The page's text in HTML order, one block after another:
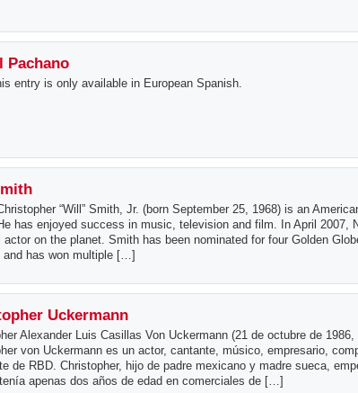
Pachano
entry is only available in European Spanish.
“Will” Smith, Jr. (born September 25, 1968) is an
has enjoyed success in music, television and film. In April 2007,
actor on the planet. Smith has been nominated for four Golden
and has won multiple […]
Uckermann
Alexander Luis Casillas Von Uckermann (21 de octubre de
von Uckermann es un actor, cantante, músico, empresario,
de RBD. Christopher, hijo de padre mexicano y madre sueca,
apenas dos años de edad en comerciales de […]